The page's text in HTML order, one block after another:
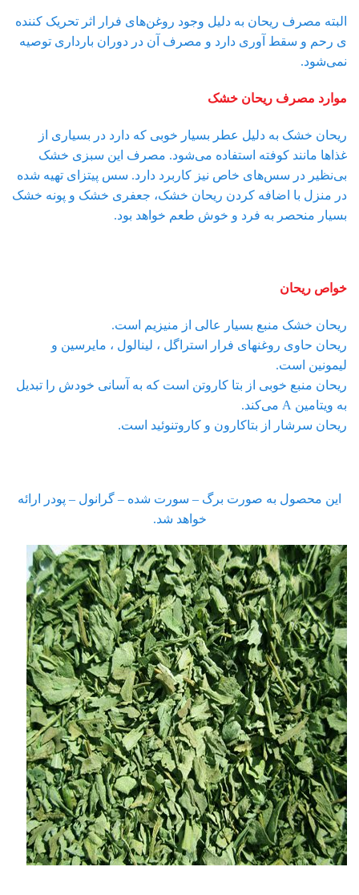
البته مصرف ریحان به دلیل وجود روغن‌های فرار اثر تحریک کننده
ی رحم و سقط آوری دارد و مصرف آن در دوران بارداری توصیه
نمی‌شود.
موارد مصرف ریحان خشک
ریحان خشک به دلیل عطر بسیار خوبی که دارد در بسیاری از
غذاها مانند کوفته استفاده می‌شود. مصرف این سبزی خشک
بی‌نظیر در سس‌های خاص نیز کاربرد دارد. سس پیتزای تهیه شده
در منزل با اضافه کردن ریحان خشک، جعفری خشک و پونه خشک
بسیار منحصر به فرد و خوش طعم خواهد بود.
خواص ریحان
ریحان خشک منبع بسیار عالی از منیزیم است.
ریحان حاوی روغنهای فرار استراگل ، لینالول ، مایرسین و
لیمونین است.
ریحان منبع خوبی از بتا کاروتن است که به آسانی خودش را تبدیل
به ویتامین A می‌کند.
ریحان سرشار از بتاکارون و کاروتنوئید است.
این محصول به صورت برگ – سورت شده – گرانول – پودر ارائه
خواهد شد.